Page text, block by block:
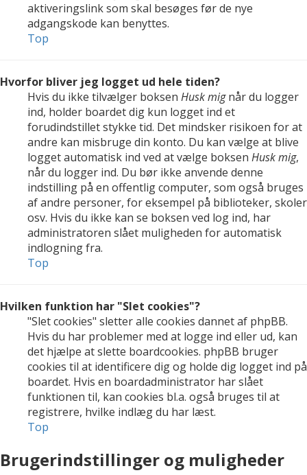
aktiveringslink som skal besøges før de nye
adgangskode kan benyttes.
Top
Hvorfor bliver jeg logget ud hele tiden?
Hvis du ikke tilvælger boksen Husk mignår du logger
ind, holder boardet dig kun logget ind et
forudindstillet stykke tid. Det mindsker risikoen for at
andre kan misbruge din konto. Du kan vælge at blive
logget automatisk ind ved at vælge boksen Husk mig,
når du logger ind. Du bør ikke anvende denne
indstilling på en offentlig computer, som også bruges
af andre personer, for eksempel på biblioteker, skoler
osv. Hvis du ikke kan se boksen ved log ind, har
administratoren slået muligheden for automatisk
indlogning fra.
Top
Hvilken funktion har "Slet cookies"?
"Slet cookies" sletter alle cookies dannet af phpBB.
Hvis du har problemer med at logge ind eller ud, kan
det hjælpe at slette boardcookies. phpBB bruger
cookies til at identificere dig og holde dig logget ind på
boardet. Hvis en boardadministrator har slået
funktionen til, kan cookies bl.a. også bruges til at
registrere, hvilke indlæg du har læst.
Top
Brugerindstillinger og muligheder